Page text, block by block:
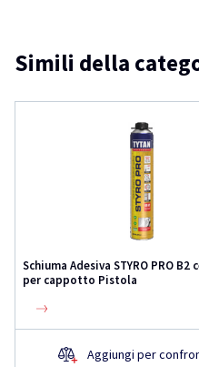
Simili della
Schiuma Adesiva STYRO PRO
per cappotto Pistola
Aggiungi per